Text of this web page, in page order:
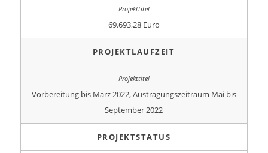
69.693,28 Euro
PROJEKTLAUFZEIT
Vorbereitung bis März 2022, Austragungszeitraum Mai bis
September 2022
PROJEKTSTATUS